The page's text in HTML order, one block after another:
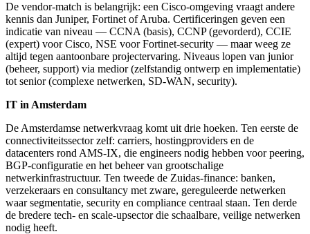
De vendor-match is belangrijk: een Cisco-omgeving vraagt andere
kennis dan Juniper, Fortinet of Aruba. Certificeringen geven een
indicatie van niveau — CCNA (basis), CCNP (gevorderd), CCIE
(expert) voor Cisco, NSE voor Fortinet-security — maar weeg ze
altijd tegen aantoonbare projectervaring. Niveaus lopen van junior
(beheer, support) via medior (zelfstandig ontwerp en implementatie)
tot senior (complexe netwerken, SD-WAN, security).
IT in Amsterdam
De Amsterdamse netwerkvraag komt uit drie hoeken. Ten eerste de
connectiviteitssector zelf: carriers, hostingproviders en de
datacenters rond AMS-IX, die engineers nodig hebben voor peering,
BGP-configuratie en het beheer van grootschalige
netwerkinfrastructuur. Ten tweede de Zuidas-finance: banken,
verzekeraars en consultancy met zware, gereguleerde netwerken
waar segmentatie, security en compliance centraal staan. Ten derde
de bredere tech- en scale-upsector die schaalbare, veilige netwerken
nodig heeft.